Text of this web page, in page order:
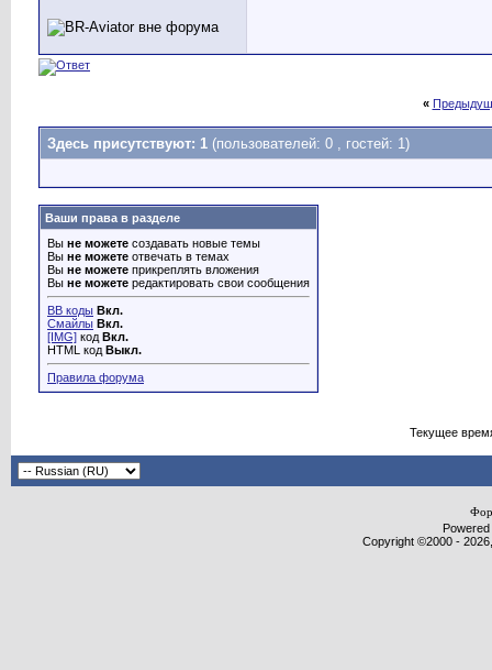
«
Здесь присутствуют: 1 (пользователей: 0 , гостей: 1)
Ваши права в разделе
Вы не можете создавать новые темы
Вы не можете отвечать в темах
Вы не можете прикреплять вложения
Вы не можете редактировать свои сообщения
BB коды Вкл.
Смайлы Вкл.
[IMG] код Вкл.
HTML код Выкл.
Правила форума
Текущее
Copyright ©2000 -